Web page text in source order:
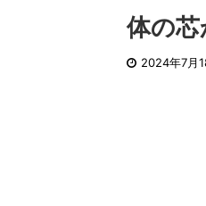
体の
2024年7月